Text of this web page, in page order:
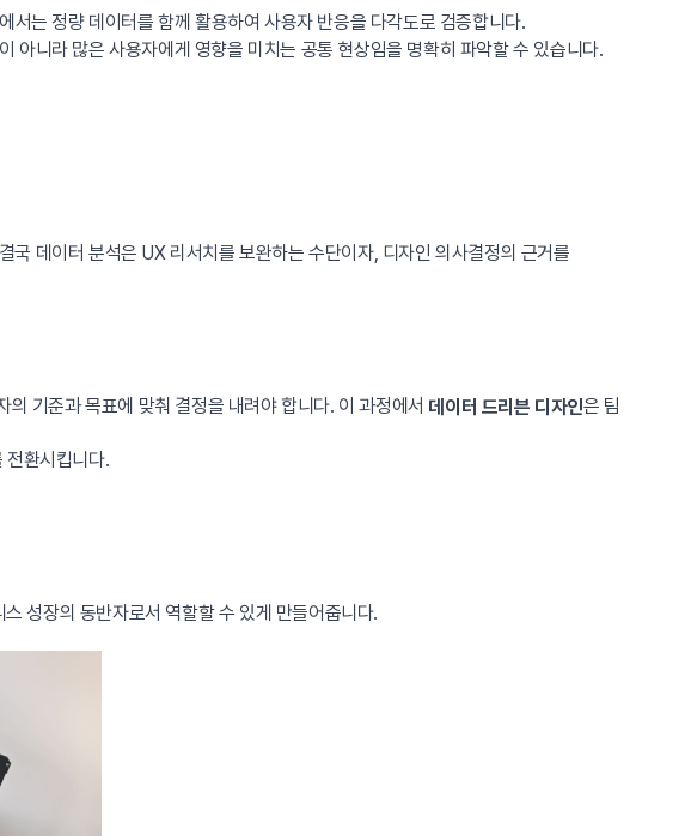
에서는 정량 데이터를 함께 활용하여 사용자 반응을 다각도로 검증합니다.
아니라 많은 사용자에게 영향을 미치는 공통 현상임을 명확히 파악할 수 있습니다.
데이터 분석은 UX 리서치를 보완하는 수단이자, 디자인 의사결정의 근거를
기준과 목표에 맞춰 결정을 내려야 합니다. 이 과정에서 데이터 드리븐 디자인은 팀
전환시킵니다.
성장의 동반자로서 역할할 수 있게 만들어줍니다.